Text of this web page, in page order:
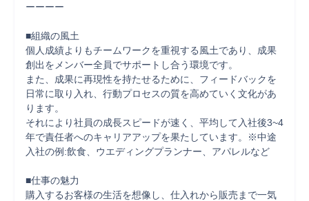
ーーーー
■組織の風土
個人成績よりもチームワークを重視する風土であり、成果
創出をメンバー全員でサポートし合う環境です。
また、成果に再現性を持たせるために、フィードバックを
日常に取り入れ、行動プロセスの質を高めていく文化があ
ります。
それにより社員の成長スピードが速く、平均して入社後3~4
年で責任者へのキャリアアップを果たしています。※中途
入社の例:飲食、ウエディングプランナー、アパレルなど
■仕事の魅力
購入するお客様の生活を想像し、仕入れから販売まで一気